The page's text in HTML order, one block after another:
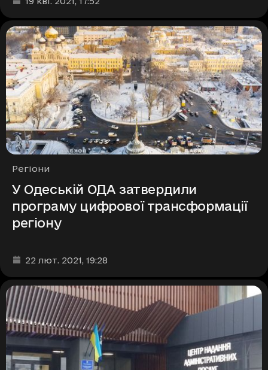
Рубрики
Регіони
У Одеській ОДА затвердили
програму цифрової трансформації
регіону
Дата та час публікації
22 лют. 2021, 19:28